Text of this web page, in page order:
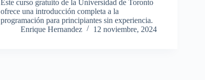
Este curso gratuito de la Universidad de Toronto
ofrece una introducción completa a la
programación para principiantes sin experiencia.
Enrique Hernandez
12 noviembre, 2024